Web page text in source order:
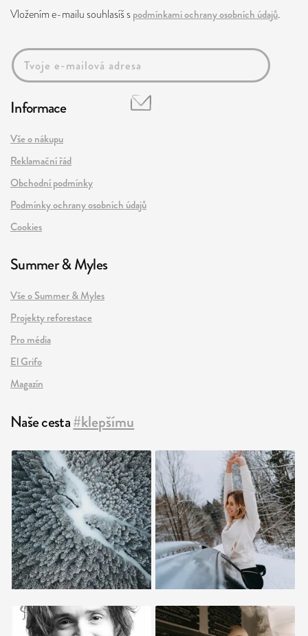
Vložením e-mailu souhlasíš spodmínkami ochrany osobních údajů.
Informace
Vše o nákupu
Reklamační řád
Obchodní podmínky
Podmínky ochrany osobních údajů
Cookies
Summer & Myles
Vše o Summer & Myles
Projekty reforestace
Pro média
El Grifo
Magazín
Naše cesta#klepšímu